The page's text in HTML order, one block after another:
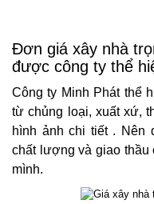
Đơn giá xây nhà
được công ty thể
Công ty Minh Phát thể
từ chủng loại, xuất xứ,
hình ảnh chi tiết . Nên
chất lượng và giao thầu
mình.